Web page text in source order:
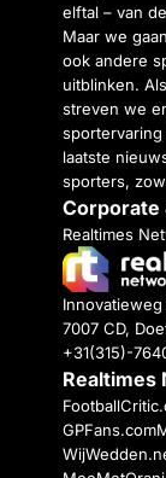
elftal – van
Maar we
ook andere
uitblinken.
streven we
laatste
sporters,
Corporate
Realtimes
Innovatieweg
7007 CD,
+31(315)-
Realtimes
GPFans.com